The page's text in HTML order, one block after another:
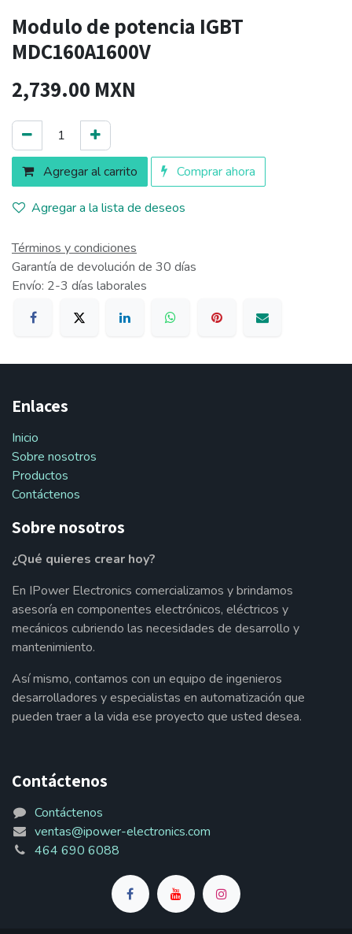
Modulo de potencia IGBT
MDC160A1600V
2,739.00 MXN
Agregar al carrito Comprar ahora
Agregar a la lista de deseos
Términos y condiciones
Garantía de devolución de 30 días
Envío: 2-3 días laborales
Enlaces
Inicio
Sobre nosotros
Productos
Contáctenos
Sobre nosotros
¿Qué quieres crear hoy?
En IPower Electronics comercializamos y brindamos
asesoría en componentes electrónicos, eléctricos y
mecánicos cubriendo las necesidades de desarrollo y
mantenimiento.
Así mismo, contamos con un equipo de ingenieros
desarrolladores y especialistas en automatización que
pueden traer a la vida ese proyecto que usted desea.
Contáctenos
Contáctenos
ventas@ipower-electronics.com
464 690 6088